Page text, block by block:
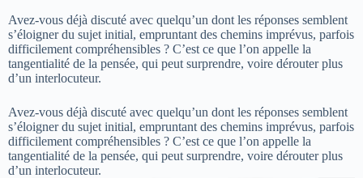
Avez-vous déjà discuté avec quelqu’un dont les réponses semblent
s’éloigner du sujet initial, empruntant des chemins imprévus, parfois
difficilement compréhensibles ? C’est ce que l’on appelle la
tangentialité de la pensée, qui peut surprendre, voire dérouter plus
d’un interlocuteur.
Avez-vous déjà discuté avec quelqu’un dont les réponses semblent
s’éloigner du sujet initial, empruntant des chemins imprévus, parfois
difficilement compréhensibles ? C’est ce que l’on appelle la
tangentialité de la pensée, qui peut surprendre, voire dérouter plus
d’un interlocuteur.